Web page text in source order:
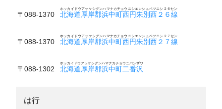
〒088-1370 北海道厚岸郡浜中町西円朱別西２６線
ホッカイドウアッケシグンハマナカチョウニシエンシュベツニシ２６セン
〒088-1370 北海道厚岸郡浜中町西円朱別西２７線
ホッカイドウアッケシグンハマナカチョウニシエンシュベツニシ２７セン
〒088-1302 北海道厚岸郡浜中町二番沢
ホッカイドウアッケシグンハマナカチョウニバンザワ
は行